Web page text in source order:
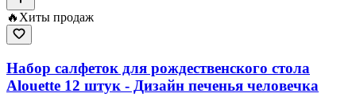
🔥 Хиты продаж
Набор салфеток для рождественского стола
Alouette 12 штук - Дизайн печенья человечка